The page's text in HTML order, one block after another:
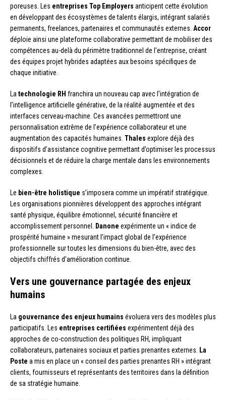
poreuses. Les entreprises Top Employers anticipent cette évolution
en développant des écosystèmes de talents élargis, intégrant salariés
permanents, freelances, partenaires et communautés externes. Accor
déploie ainsi une plateforme collaborative permettant de mobiliser des
compétences au-delà du périmètre traditionnel de l’entreprise, créant
des équipes projet hybrides adaptées aux besoins spécifiques de
chaque initiative.
La technologie RH franchira un nouveau cap avec l’intégration de
l’intelligence artificielle générative, de la réalité augmentée et des
interfaces cerveau-machine. Ces avancées permettront une
personnalisation extrême de l’expérience collaborateur et une
augmentation des capacités humaines. Thales explore déjà des
dispositifs d’assistance cognitive permettant d’optimiser les processus
décisionnels et de réduire la charge mentale dans les environnements
complexes.
Le bien-être holistique s’imposera comme un impératif stratégique.
Les organisations pionnières développent des approches intégrant
santé physique, équilibre émotionnel, sécurité financière et
accomplissement personnel.
Danone expérimente un « indice de
prospérité humaine » mesurant l’impact global de l’expérience
professionnelle sur toutes les dimensions du bien-être, avec des
objectifs chiffrés d’amélioration continue.
Vers une gouvernance partagée des enjeux
humains
La gouvernance des enjeux humains évoluera vers des modèles plus
participatifs. Les entreprises certifiées expérimentent déjà des
approches de co-construction des politiques RH, impliquant
collaborateurs, partenaires sociaux et parties prenantes externes.
La
Poste a mis en place un « conseil des parties prenantes RH » intégrant
clients, fournisseurs et représentants des territoires dans la définition
de sa stratégie humaine.